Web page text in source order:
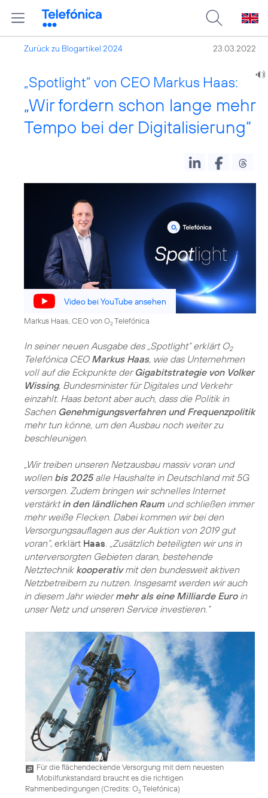
Zurück zu Blogartikel 2024 23.03.2022
„Spotlight“ von CEO Markus Haas:
„Wir fordern schon lange mehr
Tempo bei der Digitalisierung“
Video bei YouTube ansehen
Markus Haas, CEO von O2Telefónica
In seiner neuen Ausgabe des „Spotlight“ erklärt O2
Telefónica CEO Markus Haas, wie das Unternehmen
voll auf die Eckpunkte der Gigabitstrategie von Volker
Wissing, Bundesminister für Digitales und Verkehr
einzahlt. Haas betont aber auch, dass die Politik in
Sachen Genehmigungsverfahren und Frequenzpolitik
mehr tun könne, um den Ausbau noch weiter zu
beschleunigen.
„Wir treiben unseren Netzausbau massiv voran und
wollen bis 2025alle Haushalte in Deutschland mit 5G
versorgen. Zudem bringen wir schnelles Internet
verstärktin den ländlichen Raum und schließen immer
mehr weiße Flecken. Dabei kommen wir bei den
Versorgungsauflagen aus der Auktion von 2019 gut
voran“, erklärt Haas. „Zusätzlich beteiligten wir uns in
unterversorgten Gebieten daran, bestehende
Netztechnik kooperativmit den bundesweit aktiven
Netzbetreibern zu nutzen. Insgesamt werden wir auch
in diesem Jahr wiedermehr als eine Milliarde Euroin
unser Netz und unseren Service investieren.“
Für die flächendeckende Versorgung mit dem neuesten
Mobilfunkstandard braucht es die richtigen
Rahmenbedingungen (Credits: O2Telefónica)